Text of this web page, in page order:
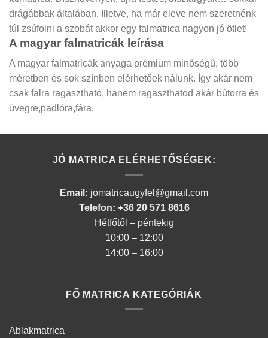
drágábbak általában. Illetve, ha már eleve nem szeretnénk
túl zsúfolni a szobát akkor egy falmatrica nagyon jó ötlet!
A magyar falmatricák leírása
A magyar falmatricák anyaga prémium minőségű, több
méretben és sok színben elérhetőek nálunk. Így akár nem
csak falra ragasztható, hanem ragaszthatod akár bútorra és
üvegre,padlóra,fára.
JÓ MATRICA ELÉRHETŐSÉGEK:
Email: jomatricaugyfel@gmail.com
Telefon: +36 20 571 8616
Hétfőtől – péntekig
10:00 – 12:00
14:00 – 16:00
FŐ MATRICA KATEGÓRIÁK
Ablakmatrica